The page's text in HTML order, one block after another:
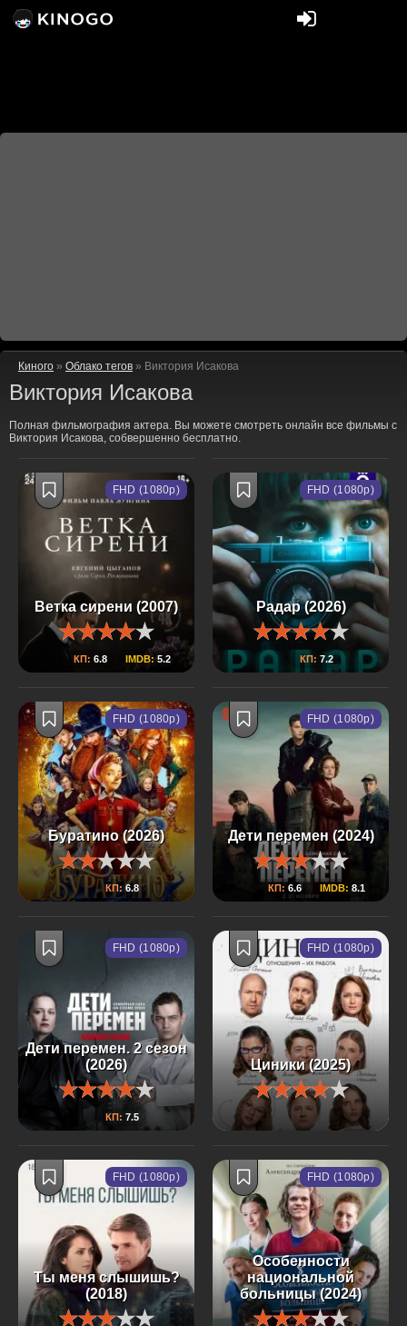
Киного » Облако тегов » Виктория Исакова
Виктория Исакова
Полная фильмография актера. Вы можете смотреть онлайн все фильмы с
Виктория Исакова, собвершенно бесплатно.
Ветка сирени (2007)
КП: 6.8 IMDB: 5.2
FHD (1080p)
Радар (2026)
КП: 7.2
FHD (1080p)
Буратино (2026)
КП:6.8
FHD (1080p)
Дети перемен (2024)
КП: 6.6 IMDB: 8.1
FHD (1080p)
Дети перемен. 2 сезон
(2026)
КП: 7.5
FHD (1080p)
Циники (2025)
FHD (1080p)
Ты меня слышишь?
(2018)
FHD (1080p)
Особенности
национальной
больницы (2024)
FHD (1080p)